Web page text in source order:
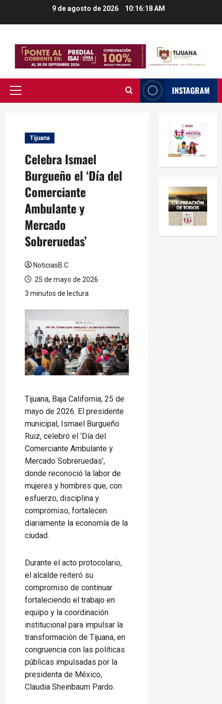
9 de agosto de 2026 10:16:19 AM
Menú
INSTAGRAM
Tijuana
Celebra Ismael
Burgueño el ‘Día del
Comerciante
Ambulante y
Mercado
Sobreruedas’
NoticiasB.C
25 de mayo de 2026
3 minutos de lectura
Tijuana, Baja California, 25 de
mayo de 2026. El presidente
municipal, Ismael Burgueño
Ruiz, celebró el ‘Día del
Comerciante Ambulante y
Mercado Sobreruedas’,
donde reconoció la labor de
mujeres y hombres que, con
esfuerzo, disciplina y
compromiso, fortalecen
diariamente la economía de la
ciudad.
Durante el acto protocolario,
el alcalde reiteró su
compromiso de continuar
fortaleciendo el trabajo en
equipo y la coordinación
institucional para impulsar la
transformación de Tijuana, en
congruencia con las políticas
públicas impulsadas por la
presidenta de México,
Claudia Sheinbaum Pardo.